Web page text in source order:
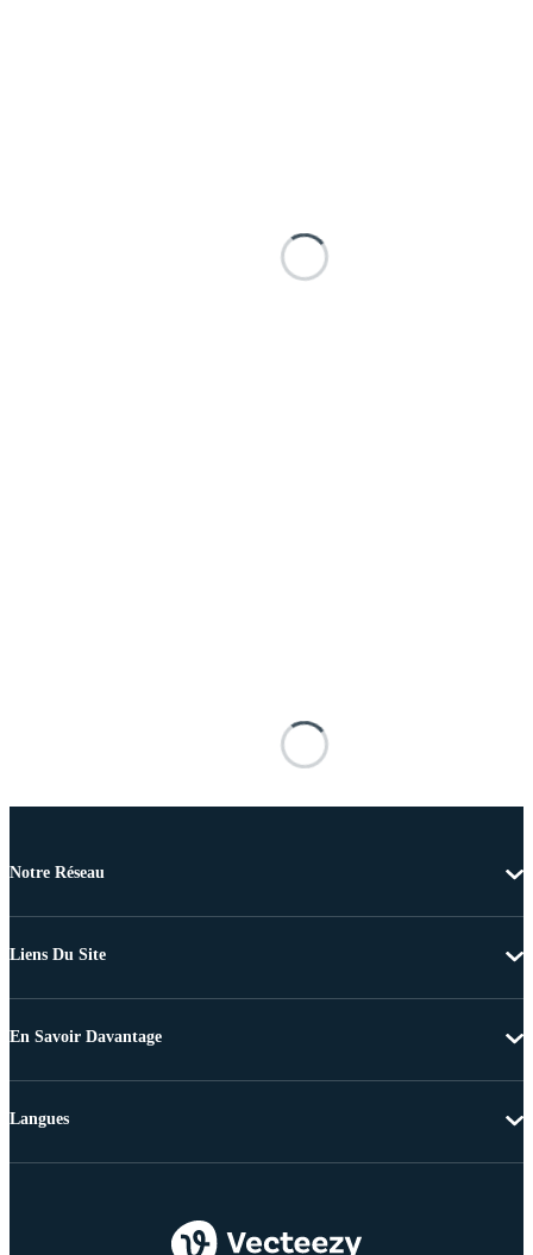
Notre Réseau
Liens Du Site
En Savoir Davantage
Langues